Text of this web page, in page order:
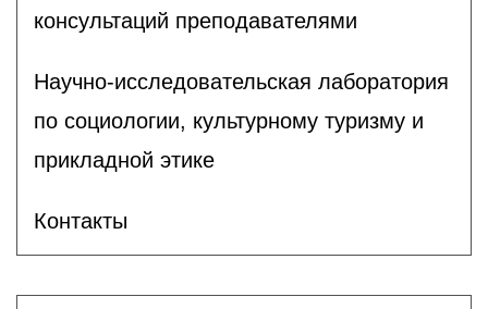
консультаций преподавателями
Научно-исследовательская лаборатория
по социологии, культурному туризму и
прикладной этике
Контакты